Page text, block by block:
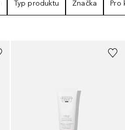
Typ produktu Značka Pro